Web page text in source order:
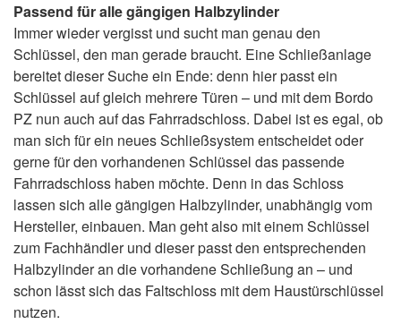
Passend für alle gängigen Halbzylinder
Immer wieder vergisst und sucht man genau den
Schlüssel, den man gerade braucht. Eine Schließanlage
bereitet dieser Suche ein Ende: denn hier passt ein
Schlüssel auf gleich mehrere Türen – und mit dem Bordo
PZ nun auch auf das Fahrradschloss. Dabei ist es egal, ob
man sich für ein neues Schließsystem entscheidet oder
gerne für den vorhandenen Schlüssel das passende
Fahrradschloss haben möchte. Denn in das Schloss
lassen sich alle gängigen Halbzylinder, unabhängig vom
Hersteller, einbauen. Man geht also mit einem Schlüssel
zum Fachhändler und dieser passt den entsprechenden
Halbzylinder an die vorhandene Schließung an – und
schon lässt sich das Faltschloss mit dem Haustürschlüssel
nutzen.